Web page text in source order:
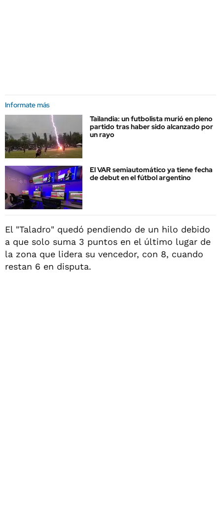
Informate más
Tailandia: un futbolista murió en pleno
partido tras haber sido alcanzado por
un rayo
El VAR semiautomático ya tiene fecha
de debut en el fútbol argentino
El "Taladro" quedó pendiendo de un hilo debido
a que solo suma 3 puntos en el último lugar de
la zona que lidera su vencedor, con 8, cuando
restan 6 en disputa.